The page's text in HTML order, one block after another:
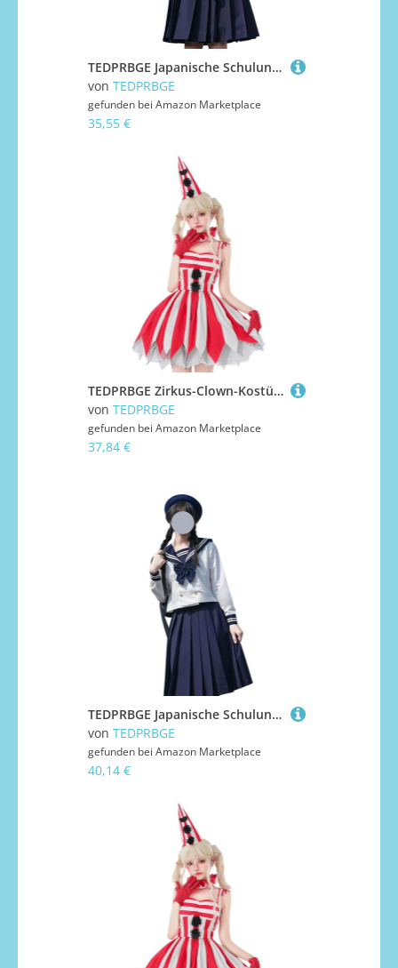
TEDPRBGE Japanische Schuluniform-Kostüm, Matrosenuniform, JK, Hemden, Uniform, Anime, Cosplay, Kostüme für Damen, Blau, 43 cm, kurzärmelig, Größe M
von TEDPRBGE
gefunden bei Amazon Marketplace
35,55 €
TEDPRBGE Zirkus-Clown-Kostüm, rot, ärmellos, Halloween, Cosplay, Kostüme für Damen, Größe XL
von TEDPRBGE
gefunden bei Amazon Marketplace
37,84 €
TEDPRBGE Japanische Schuluniform-Kostüm, Matrosenuniform, JK, Hemden, Uniform, Anime, Cosplay, Kostüme für Damen (Blau, 80 cm, langärmelig, XXL)
von TEDPRBGE
gefunden bei Amazon Marketplace
40,14 €